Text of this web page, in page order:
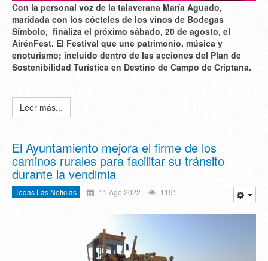
Con la personal voz de la talaverana María Aguado,
maridada con los cócteles de los vinos de Bodegas
Símbolo, finaliza el próximo sábado, 20 de agosto, el
AirénFest. El Festival que une patrimonio, música y
enoturismo; incluido dentro de las acciones del Plan de
Sostenibilidad Turística en Destino de Campo de Criptana.
Leer más...
El Ayuntamiento mejora el firme de los
caminos rurales para facilitar su tránsito
durante la vendimia
Todas Las Noticias 11 Ago 2022 1191